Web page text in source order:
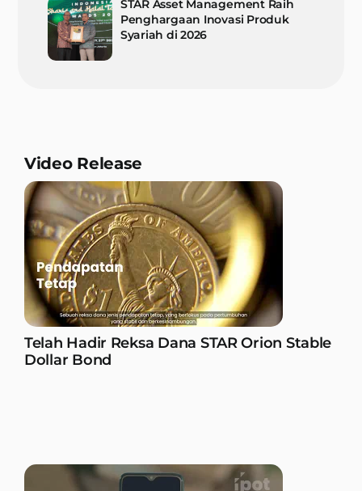
STAR Asset Management Raih
Penghargaan Inovasi Produk
Syariah di 2026
Video Release
Telah Hadir Reksa Dana STAR Orion Stable
Dollar Bond